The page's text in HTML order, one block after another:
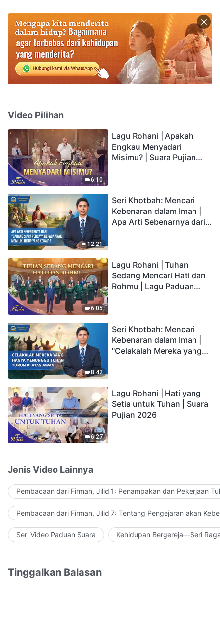
Video Pilihan
6:10
Lagu Rohani | Apakah
Engkau Menyadari
Misimu? | Suara Pujian
12:21
Seri Khotbah: Mencari
Kebenaran dalam Iman |
Apa Arti Sebenarnya dari
6:05
Lagu Rohani | Tuhan
Sedang Mencari Hati dan
Rohmu | Lagu Paduan
8:42
Seri Khotbah: Mencari
Kebenaran dalam Iman |
"Celakalah Mereka yang
6:27
Lagu Rohani | Hati yang
Setia untuk Tuhan | Suara
Pujian 2026
Jenis Video Lainnya
Pembacaan dari Firman, Jilid 1: Penampakan dan Pekerjaan
Pembacaan dari Firman, Jilid 7: Tentang Pengejaran akan
Seri Video Paduan Suara Kehidupan Bergereja—Seri
Tinggalkan Balasan